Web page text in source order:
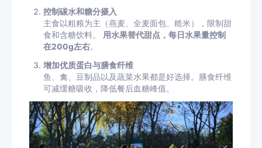
控制碳水和糖分摄入
主食以粗粮为主（燕麦、全麦面包、糙米），限制甜
食和含糖饮料。
用水果替代甜点，每日水果量控制
在200g左右。
增加优质蛋白与膳食纤维
鱼、禽、豆制品以及蔬菜水果都是好选择。膳食纤维
可减缓糖吸收，降低餐后血糖峰值。